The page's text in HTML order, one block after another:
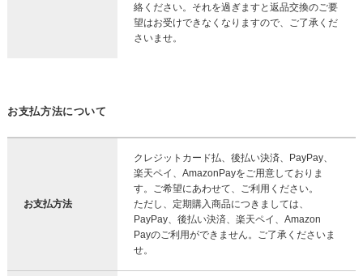
絡ください。それを過ぎますと返品交換のご要
望はお受けできなくなりますので、ご了承くだ
さいませ。
お支払方法について
お支払方法
クレジットカード払、後払い決済、PayPay、
楽天ペイ、AmazonPayをご用意しておりま
す。ご希望にあわせて、ご利用ください。
ただし、定期購入商品につきましては、
PayPay、後払い決済、楽天ペイ、Amazon
Payのご利用ができません。ご了承くださいま
せ。